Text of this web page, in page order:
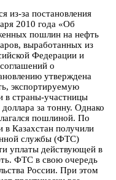
из-за постановления
2010 года «Об
пошлин на нефть
выработанных из
Федерации и
о
утверждена
экспортируемую
в страны-участницы
за тонну. Однако
пошлиной. По
в Казахстан получили
службы (ФТС)
уплаты действующей в
ФТС в свою очередь
России. При этом